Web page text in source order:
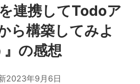
連携してTodoア
ら構築してみよ
』の感想
2023年9月6日